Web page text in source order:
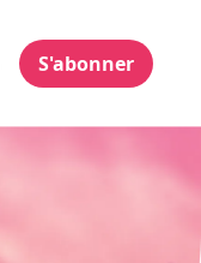
S'abonner